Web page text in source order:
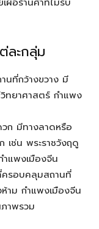
ผื่อร้านค้าที่ไม่รับ
ละกลุ่ม
นที่กว้างขวาง มี
ทยาศาสตร์ กำแพง
วก มีทางลาดหรือ
เช่น พระราชวังฤดู
ำแพงเมืองจีน
ครอบคลุมสถานที่
าม กำแพงเมืองจีน
าพรวม